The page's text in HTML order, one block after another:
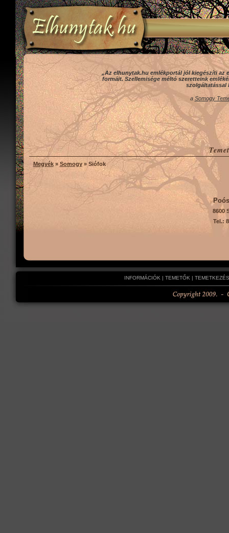
„Az elhunytak.hu emlékportál jól kiegészíti az
formáit. Szellemisége méltó szeretteink
szolgáltatással
a Somogy
Megyék» Somogy» Siófok
8600
Tel.:
INFORMÁCIÓK | TEMETŐK |